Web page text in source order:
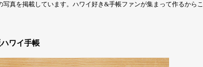
真を掲載しています。ハワイ好き&手帳ファンが集まって作るからこ
ワイ手帳